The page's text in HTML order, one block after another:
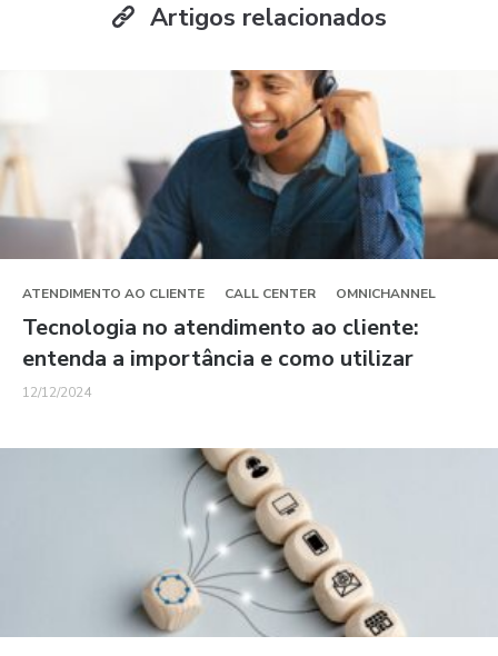
Artigos relacionados
ATENDIMENTO AO CLIENTE CALL CENTER OMNICHANNEL
Tecnologia no atendimento ao cliente:
entenda a importância e como utilizar
12/12/2024